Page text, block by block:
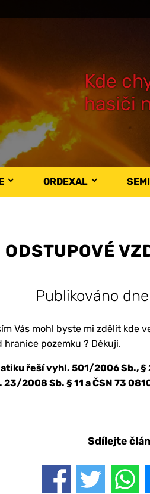
Kde
hasiči
ORDEXAL
ODSTUPOVÉ
Publikováno dne
Vás mohl byste mi zdělit kde
pozemku ? Děkuji.
řeší vyhl. 501/2006 Sb.,
2008 Sb. § 11 a ČSN 73
Sdílejte